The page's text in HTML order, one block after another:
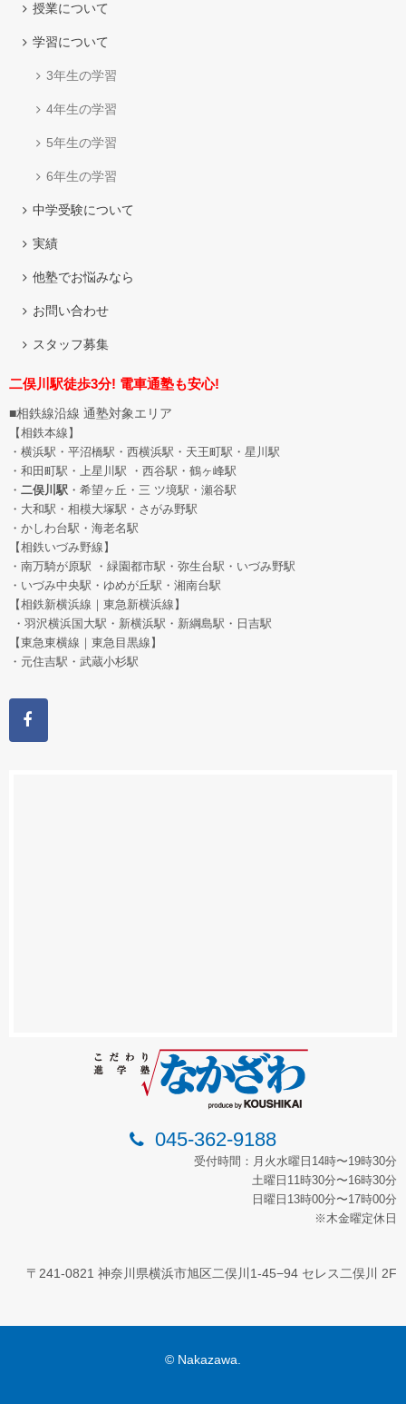
授業について
学習について
3年生の学習
4年生の学習
5年生の学習
6年生の学習
中学受験について
実績
他塾でお悩みなら
お問い合わせ
スタッフ募集
二俣川駅徒歩3分! 電車通塾も安心!
■相鉄線沿線 通塾対象エリア
【相鉄本線】
・横浜駅・平沼橋駅・西横浜駅・天王町駅・星川駅
・和田町駅 ・上星川駅 ・西谷駅・鶴ヶ峰駅
・ 二俣川駅 ・希望ヶ丘 ・三 ツ境駅・瀬谷駅
・大和駅・相模大塚駅・さがみ野駅
・かしわ台駅・海老名駅
【相鉄いづみ野線】
・南万騎が原駅 ・緑園都市駅・弥生台駅・いづみ野駅
・いづみ中央駅・ゆめが丘駅・湘南台駅
【相鉄新横浜線｜東急新横浜線】
・羽沢横浜国大駅・新横浜駅・新綱島駅・日吉駅
【東急東横線｜東急目黒線】
・元住吉駅・武蔵小杉駅
045-362-9188
受付時間：月火水曜日14時〜19時30分
土曜日11時30分〜16時30分
日曜日13時00分〜17時00分
※木金曜定休日
〒241-0821 神奈川県横浜市旭区二俣川1-45−94 セレス二俣川 2F
© Nakazawa.